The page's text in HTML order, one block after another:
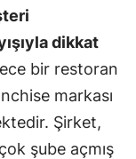
dikkat
bir restoran
markası
Şirket,
şube açmış